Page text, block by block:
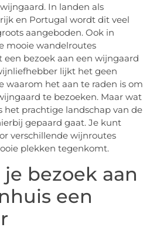
In landen als
en Portugal wordt dit veel
aangeboden. Ook in
mooie wandelroutes
bezoek aan een wijngaard
lijkt het geen
waarom het aan te raden is om
te bezoeken. Maar wat
het prachtige landschap van de
gepaard gaat. Je kunt
verschillende wijnroutes
plekken tegenkomt.
bezoek aan
een